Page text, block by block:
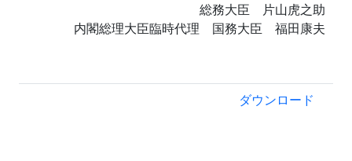
総務大臣 片山虎之助
内閣総理大臣臨時代理 国務大臣 福田康夫
ダウンロード